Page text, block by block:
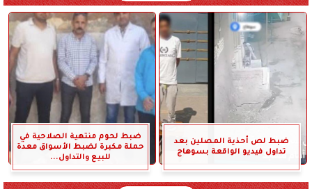
ضبط لص أحذية المصلين بعد
تداول فيديو الواقعة بسوهاج
ضبط لحوم منتهية الصلاحية في
حملة مكبرة لضبط الأسواق معدة
للبيع والتداول...